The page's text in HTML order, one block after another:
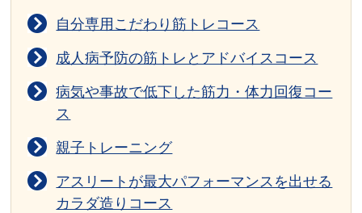
自分専用こだわり筋トレコース
成人病予防の筋トレとアドバイスコース
病気や事故で低下した筋力・体力回復コー
ス
親子トレーニング
アスリートが最大パフォーマンスを出せる
カラダ造りコース